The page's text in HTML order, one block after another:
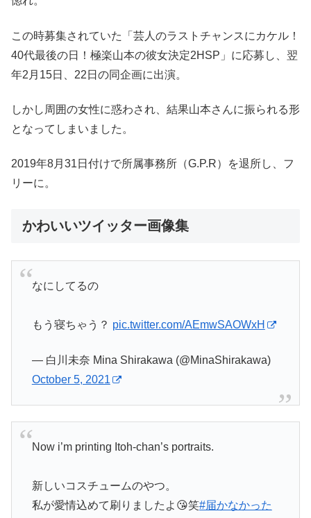
この時募集されていた「芸人のラストチャンスにカケル！
40代最後の日！極楽山本の彼女決定2HSP」に応募し、翌
年2月15日、22日の同企画に出演。
しかし周囲の女性に惑わされ、結果山本さんに振られる形
となってしまいました。
2019年8月31日付けで所属事務所（G.P.R）を退所し、フ
リーに。
かわいいツイッター画像集
なにしてるの
もう寝ちゃう？ pic.twitter.com/AEmwSAOWxH
— 白川未奈 Mina Shirakawa (@MinaShirakawa)
October 5, 2021
Now i’m printing Itoh-chan’s portraits.
新しいコスチュームのやつ。
私が愛情込めて刷りましたよ😘笑#届かなかった